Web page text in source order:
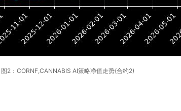
图2：CORNF,CANNABIS AI策略净值走势(合约2)